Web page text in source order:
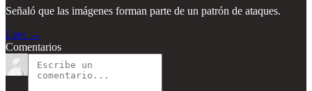
Señaló que las imágenes forman parte de un patrón de ataques.
Leer →
Comentarios